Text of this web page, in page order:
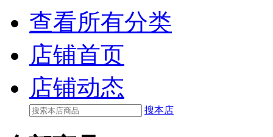
查看所有分类
店铺首页
店铺动态
搜本店